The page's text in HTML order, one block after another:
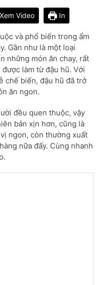
Xem Video In
và phổ biến trong ẩm
Gần như là một loại
những món ăn chay, rất
làm từ đậu hũ. Với
chế biến, đậu hũ đã trở
ăn ngon.
đều quen thuộc, vậy
bản xịn hơn, cũng là
ngon, còn thường xuất
nữa đấy. Cùng nhanh